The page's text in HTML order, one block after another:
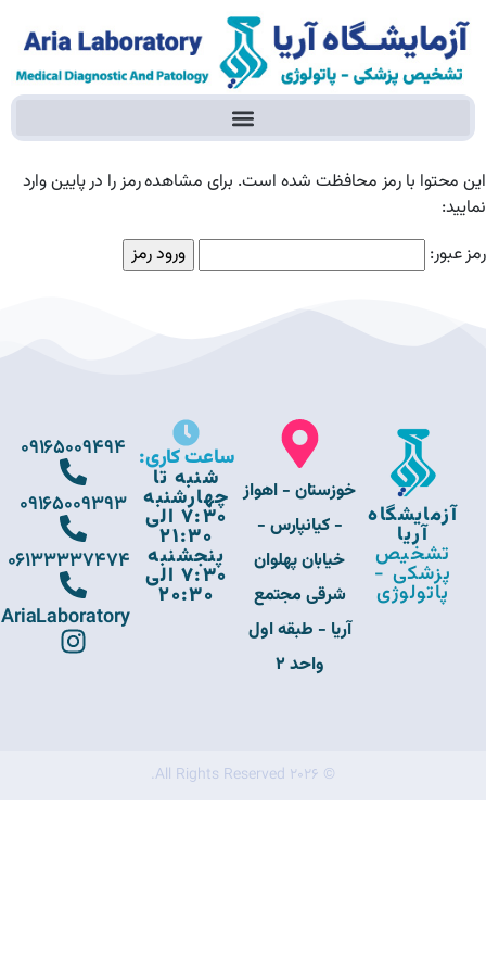
این محتوا با رمز محافظت شده است. برای مشاهده رمز را در پایین وارد
نمایید:
رمز عبور:
آزمایشگاه
آریا
تشخیص
پزشکی -
پاتولوژی
خوزستان - اهواز
- کیانپارس -
خیابان پهلوان
شرقی مجتمع
آریا - طبقه اول
واحد 2
ساعت کاری:
شنبه تا
چهارشنبه
7:30 الی
21:30
پنجشنبه
7:30 الی
20:30
09165009494
09165009393
06133337474
AriaLaboratory
© 2026 All Rights Reserved.